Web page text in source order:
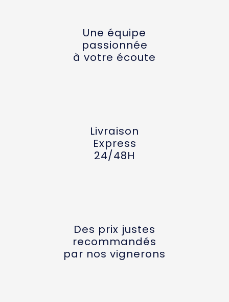
Une équipe
passionnée
à votre écoute
Livraison
Express
24/48H
Des prix justes
recommandés
par nos vignerons